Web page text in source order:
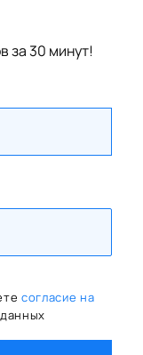
за 30 минут!
согласие на